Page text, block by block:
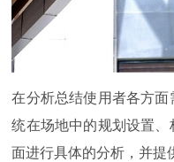
在分析总结使用者各方
统在场地中的规划设置
面进行具体的分析，并提